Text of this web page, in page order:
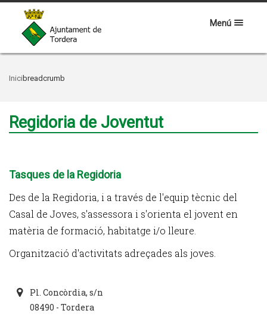
Menú
Inici breadcrumb
Regidoria de Joventut
Tasques de la Regidoria
Des de la Regidoria, i a través de l'equip tècnic del
Casal de Joves, s'assessora i s'orienta el jovent en
matèria de formació, habitatge i/o lleure.
Organització d'activitats adreçades als joves.
Pl. Concòrdia, s/n
08490 - Tordera